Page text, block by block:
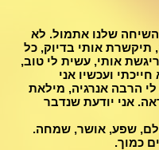
שלנו אתמול. לא
תיקשרת אותי בדיוק, כל
אותי, עשית לי טוב,
ועכשיו אני
הרבה אנרגיה, מילאת
אני יודעת שנדבר
שפע, אושר, שמחה.
כמוך.